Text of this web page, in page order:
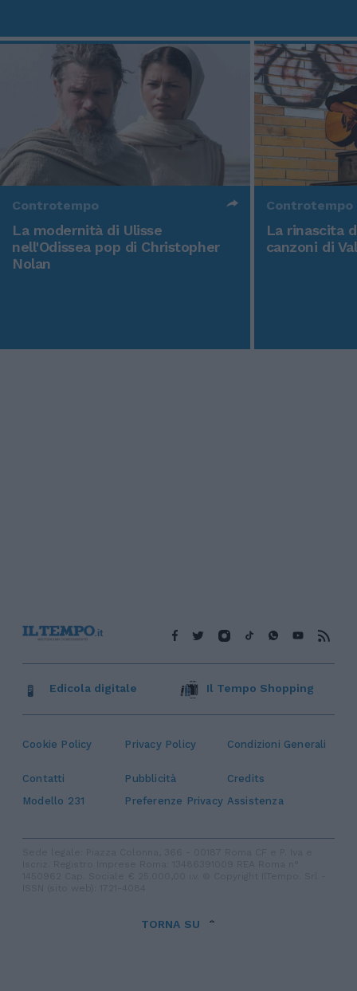
Controtempo
La modernità di Ulisse
nell'Odissea pop di Christopher
Nolan
Controtempo
La rinascita
canzoni di
Cookie Policy Privacy Policy Condizioni Generali
Contatti Pubblicità
Credits
Modello 231
Preferenze Privacy Assistenza
Edicola digitale Il Tempo Shopping
TORNA SU